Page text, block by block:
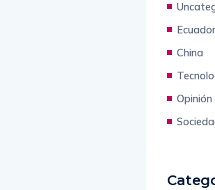
Ecuador
China
Opinión